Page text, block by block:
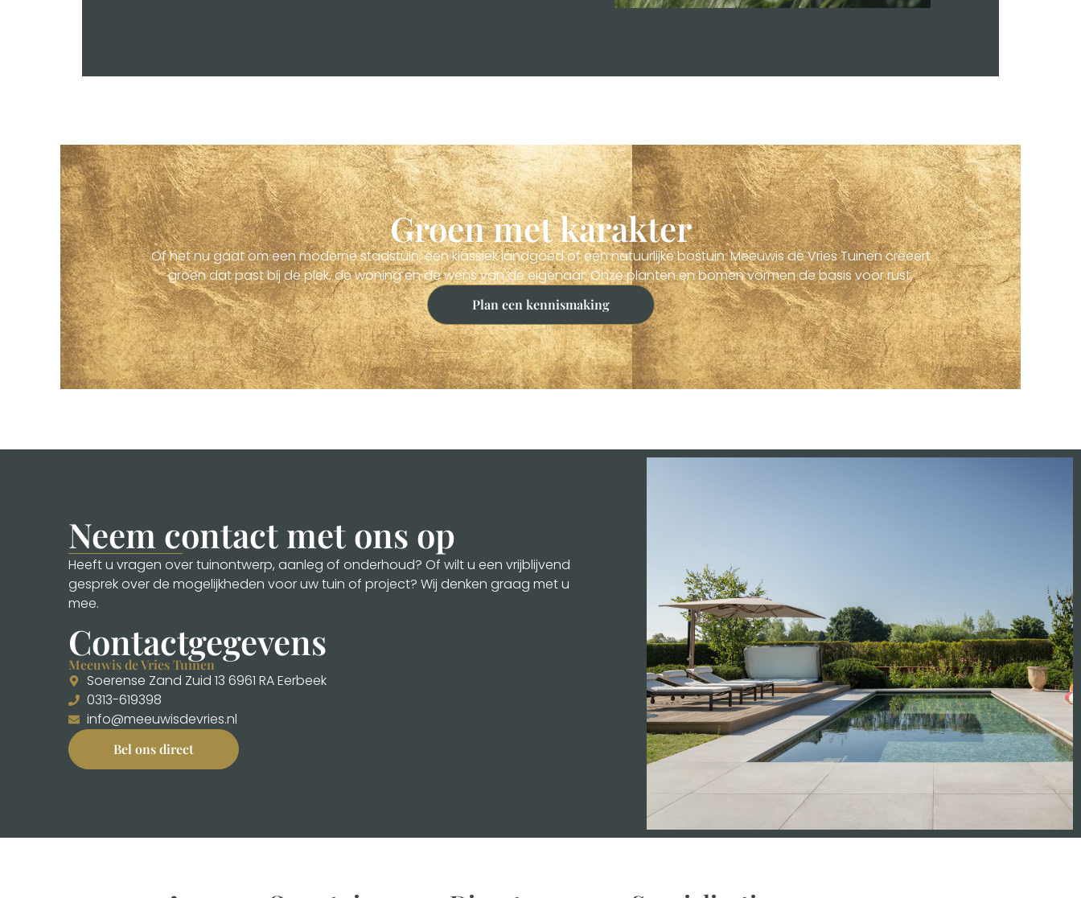
Groen met karakter
Of het nu gaat om een moderne stadstuin, een klassiek landgoed of een natuurlijke bostuin. Meeuwis de Vries Tuinen creëert
groen dat past bij de plek, de woning en de wens van de eigenaar. Onze planten en bomen vormen de basis voor rust,
schoonheid en beleving.
Plan een kennismaking
Neem contact met ons op
Heeft u vragen over tuinontwerp, aanleg of onderhoud? Of wilt u een vrijblijvend
gesprek over de mogelijkheden voor uw tuin of project? Wij denken graag met u
mee.
Contactgegevens
Meeuwis de Vries Tuinen
Soerense Zand Zuid 13 6961 RA Eerbeek
0313-619398
info@meeuwisdevries.nl
Bel ons direct